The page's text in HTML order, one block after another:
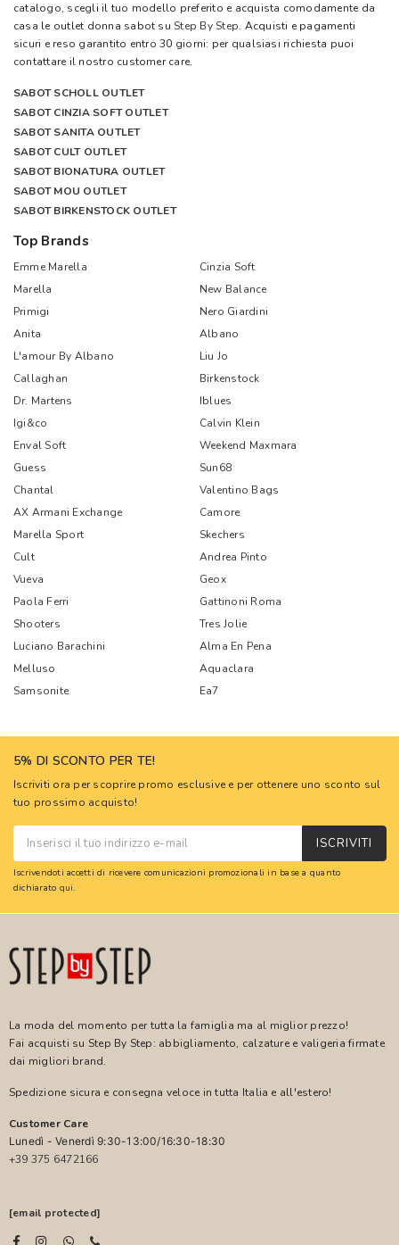
catalogo, scegli il tuo modello preferito e acquista comodamente da
casa le outlet donna sabot suStep By Step. Acquisti e pagamenti
sicuri e reso garantito entro 30 giorni: per qualsiasi richiesta puoi
contattare il nostro customer care.
SABOT SCHOLL OUTLET
SABOT CINZIA SOFT OUTLET
SABOT SANITA OUTLET
SABOT CULT OUTLET
SABOT BIONATURA OUTLET
SABOT MOU OUTLET
SABOT BIRKENSTOCK OUTLET
Top Brands
Emme Marella
Cinzia Soft
Marella
New Balance
Primigi
Nero Giardini
Anita
Albano
L'amour By Albano
Liu Jo
Callaghan
Birkenstock
Dr. Martens
Iblues
Igi&co
Calvin Klein
Enval Soft
Weekend Maxmara
Guess
Sun68
Chantal
Valentino Bags
AX Armani Exchange
Camore
Marella Sport
Skechers
Cult
Andrea Pinto
Vueva
Geox
Paola Ferri
Gattinoni Roma
Shooters
Tres Jolie
Luciano Barachini
Alma En Pena
Melluso
Aquaclara
Samsonite
Ea7
5% DI SCONTO PER TE!
Iscriviti ora per scoprire promo esclusive e per ottenere uno sconto sul
tuo prossimo acquisto!
ISCRIVITI
Iscrivendoti accetti di ricevere comunicazioni promozionali in base a quanto
dichiarato qui.
La moda del momento per tutta la famiglia ma al miglior prezzo!
Fai acquisti su Step By Step: abbigliamento, calzature e valigeria firmate
dai migliori brand.
Spedizione sicura e consegna veloce in tutta Italia e all'estero!
Customer Care
Lunedì - Venerdì 9:30-13:00/16:30-18:30
+39 375 6472166
[email protected]